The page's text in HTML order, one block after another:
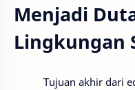
Menjadi
Lingkungan
Tujuan akhir dari